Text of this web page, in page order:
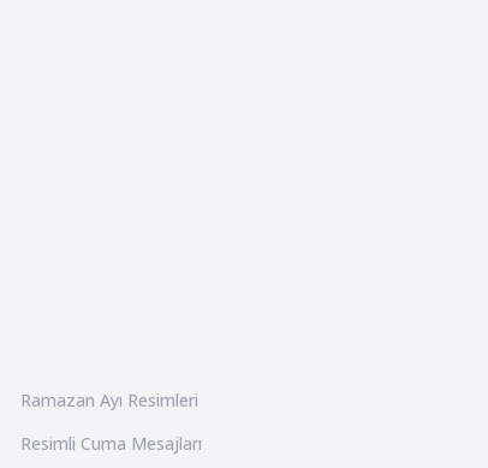
Ramazan Ayı Resimleri
Resimli Cuma Mesajları